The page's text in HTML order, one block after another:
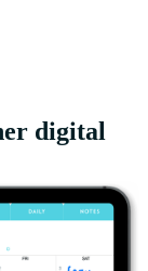
digital